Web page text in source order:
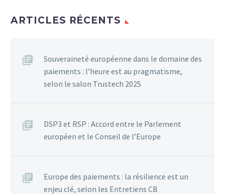
ARTICLES RÉCENTS
Souveraineté européenne dans le domaine des
paiements : l’heure est au pragmatisme,
selon le salon Trustech 2025
DSP3 et RSP : Accord entre le Parlement
européen et le Conseil de l’Europe
Europe des paiements : la résilience est un
enjeu clé, selon les Entretiens CB